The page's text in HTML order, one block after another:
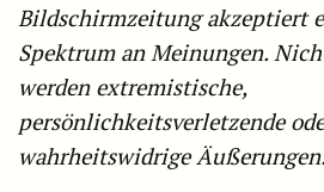
Bildschirmzeitung akzeptiert
Spektrum an Meinungen.
werden extremistische,
persönlichkeitsverletzende
wahrheitswidrige